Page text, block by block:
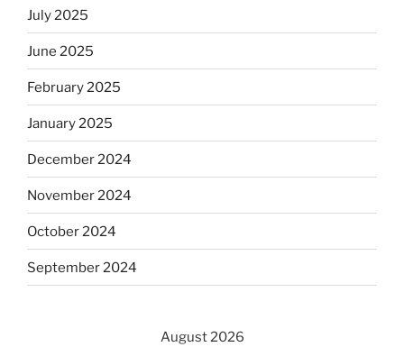
July 2025
June 2025
February 2025
January 2025
December 2024
November 2024
October 2024
September 2024
August 2026